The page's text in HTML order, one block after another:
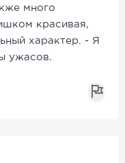
много
красивая,
характер. - Я
ужасов.